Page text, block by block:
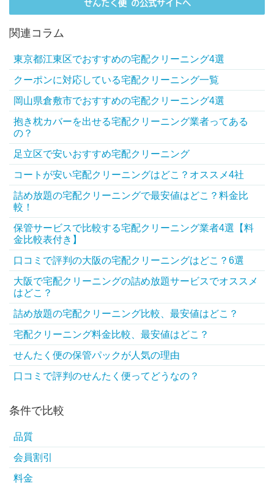
せんたく便 の公式サイトへ
関連コラム
東京都江東区でおすすめの宅配クリーニング4選
クーポンに対応している宅配クリーニング一覧
岡山県倉敷市でおすすめの宅配クリーニング4選
抱き枕カバーを出せる宅配クリーニング業者ってある
の？
足立区で安いおすすめ宅配クリーニング
コートが安い宅配クリーニングはどこ？オススメ4社
詰め放題の宅配クリーニングで最安値はどこ？料金比
較！
保管サービスで比較する宅配クリーニング業者4選【料
金比較表付き】
口コミで評判の大阪の宅配クリーニングはどこ？6選
大阪で宅配クリーニングの詰め放題サービスでオススメ
はどこ？
詰め放題の宅配クリーニング比較、最安値はどこ？
宅配クリーニング料金比較、最安値はどこ？
せんたく便の保管パックが人気の理由
口コミで評判のせんたく便ってどうなの？
条件で比較
品質
会員割引
料金